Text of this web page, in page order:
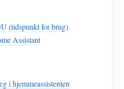
(tidspunkt for brug)
Assistant
i hjemmeassistenten